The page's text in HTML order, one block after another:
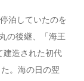
泊していたのを
の後継、「海王
建造された初代
。海の日の翌